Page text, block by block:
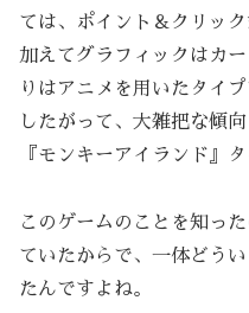
ては、ポイント＆クリッ
加えてグラフィックはカ
りはアニメを用いたタイプ
したがって、大雑把な傾
『モンキーアイランド』
このゲームのことを知っ
ていたからで、一体どう
たんですよね。